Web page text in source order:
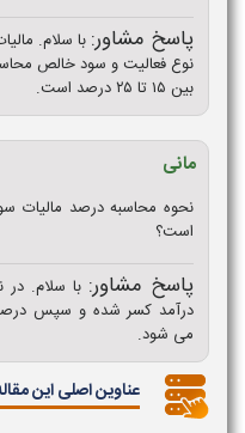
پاسخ مشاور: با سلام.
نوع فعالیت و سود خالص
بین ۱۵ تا ۲۵ درصد است.
مانی
نحوه محاسبه درصد مالیات
است؟
پاسخ مشاور: با سلام. در
درآمد کسر شده و سپس
می شود.
عناوین اصلی این